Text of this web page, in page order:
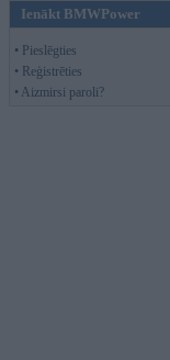
Ienākt BMWPower
• Pieslēgties
• Reģistrēties
• Aizmirsi paroli?